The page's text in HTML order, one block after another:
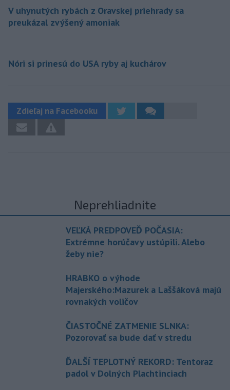
V uhynutých rybách z Oravskej priehrady sa
preukázal zvýšený amoniak
Nóri si prinesú do USA ryby aj kuchárov
Zdieľaj na Facebooku
Neprehliadnite
VEĽKÁ PREDPOVEĎ POČASIA:
Extrémne horúčavy ustúpili. Alebo
žeby nie?
HRABKO o výhode
Majerského:Mazurek a Laššáková majú
rovnakých voličov
ČIASTOČNÉ ZATMENIE SLNKA:
Pozorovať sa bude dať v stredu
ĎALŠÍ TEPLOTNÝ REKORD: Tentoraz
padol v Dolných Plachtinciach